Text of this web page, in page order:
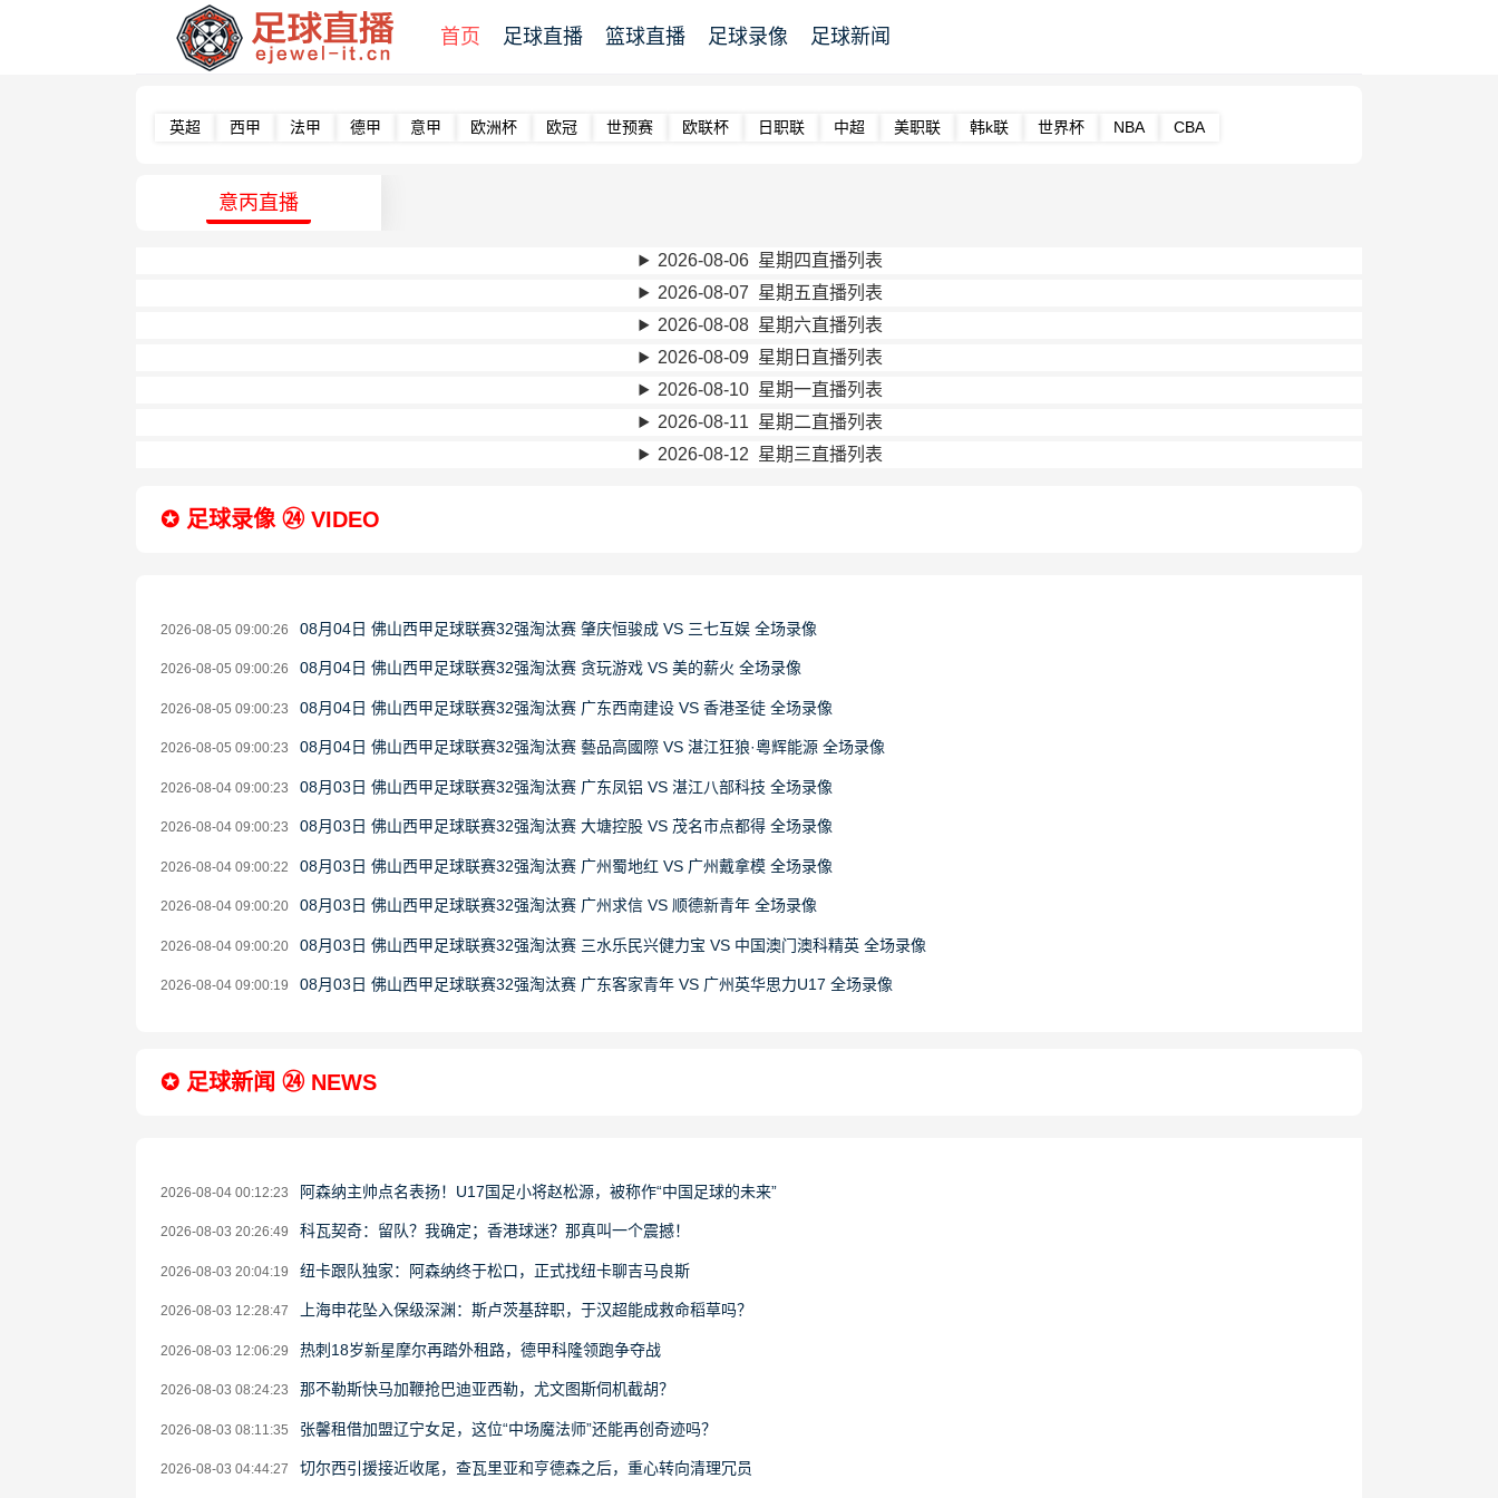
首页 足球直播 篮球直播 足球录像 足球新闻
英超 西甲 法甲 德甲 意甲 欧洲杯 欧冠 世预赛 欧联杯 日职联 中超 美职联 韩k联 世界杯 NBA CBA
意丙直播
2026-08-06 星期四直播列表
2026-08-07 星期五直播列表
2026-08-08 星期六直播列表
2026-08-09 星期日直播列表
2026-08-10 星期一直播列表
2026-08-11 星期二直播列表
2026-08-12 星期三直播列表
✪ 足球录像 ㉔ VIDEO
2026-08-05 09:00:26 08月04日 佛山西甲足球联赛32强淘汰赛 肇庆恒骏成 VS 三七互娱 全场录像
2026-08-05 09:00:26 08月04日 佛山西甲足球联赛32强淘汰赛 贪玩游戏 VS 美的薪火 全场录像
2026-08-05 09:00:23 08月04日 佛山西甲足球联赛32强淘汰赛 广东西南建设 VS 香港圣徒 全场录像
2026-08-05 09:00:23 08月04日 佛山西甲足球联赛32强淘汰赛 藝品高國際 VS 湛江狂狼·粵辉能源 全场录像
2026-08-04 09:00:23 08月03日 佛山西甲足球联赛32强淘汰赛 广东凤铝 VS 湛江八部科技 全场录像
2026-08-04 09:00:23 08月03日 佛山西甲足球联赛32强淘汰赛 大塘控股 VS 茂名市点都得 全场录像
2026-08-04 09:00:22 08月03日 佛山西甲足球联赛32强淘汰赛 广州蜀地红 VS 广州戴拿模 全场录像
2026-08-04 09:00:20 08月03日 佛山西甲足球联赛32强淘汰赛 广州求信 VS 顺德新青年 全场录像
2026-08-04 09:00:20 08月03日 佛山西甲足球联赛32强淘汰赛 三水乐民兴健力宝 VS 中国澳门澳科精英 全场录像
2026-08-04 09:00:19 08月03日 佛山西甲足球联赛32强淘汰赛 广东客家青年 VS 广州英华思力U17 全场录像
✪ 足球新闻 ㉔ NEWS
2026-08-04 00:12:23 阿森纳主帅点名表扬！U17国足小将赵松源，被称作“中国足球的未来”
2026-08-03 20:26:49 科瓦契奇：留队？我确定；香港球迷？那真叫一个震撼！
2026-08-03 20:04:19 纽卡跟队独家：阿森纳终于松口，正式找纽卡聊吉马良斯
2026-08-03 12:28:47 上海申花坠入保级深渊：斯卢茨基辞职，于汉超能成救命稻草吗？
2026-08-03 12:06:29 热刺18岁新星摩尔再踏外租路，德甲科隆领跑争夺战
2026-08-03 08:24:23 那不勒斯快马加鞭抢巴迪亚西勒，尤文图斯伺机截胡？
2026-08-03 08:11:35 张馨租借加盟辽宁女足，这位“中场魔法师”还能再创奇迹吗？
2026-08-03 04:44:27 切尔西引援接近收尾，查瓦里亚和亨德森之后，重心转向清理冗员